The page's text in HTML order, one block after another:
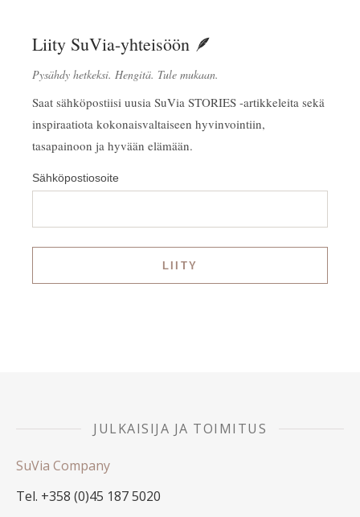
Liity SuVia-yhteisöön 🪶
Pysähdy hetkeksi. Hengitä. Tule mukaan.
Saat sähköpostiisi uusia SuVia STORIES -artikkeleita sekä
inspiraatiota kokonaisvaltaiseen hyvinvointiin,
tasapainoon ja hyvään elämään.
Sähköpostiosoite
JULKAISIJA JA TOIMITUS
SuVia Company
Tel. +358 (0)45 187 5020